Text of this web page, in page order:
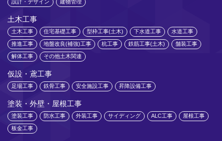
設計・デザイン 建物管理
土木工事
土木工事 住宅基礎工事 型枠工事(土木) 下水道工事 水道工事
推進工事 地盤改良(補強)工事 杭工事 鉄筋工事(土木) 舗装工事
解体工事 その他土木関連
仮設・鳶工事
足場工事 鉄骨工事 安全施設工事 昇降設備工事
塗装・外壁・屋根工事
塗装工事 防水工事 外装工事 サイディング ALC工事 屋根工事
板金工事